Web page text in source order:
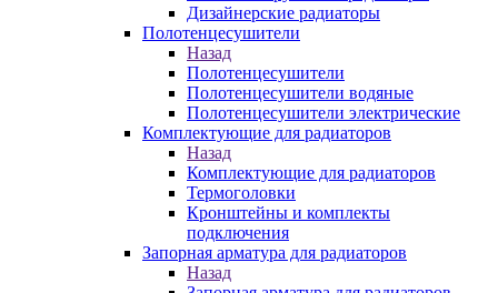
Дизайнерские радиаторы
Полотенцесушители
Назад
Полотенцесушители
Полотенцесушители водяные
Полотенцесушители электрические
Комплектующие для радиаторов
Назад
Комплектующие для радиаторов
Термоголовки
Кронштейны и комплекты
подключения
Запорная арматура для радиаторов
Назад